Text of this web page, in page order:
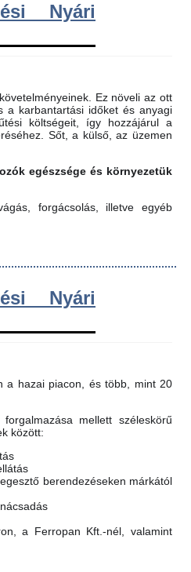
Nyári
Ez növeli az ott
a karbantartási időket és anyagi
költségeit, így hozzájárul a
Sőt, a külső, az üzemen
egészsége és környezetük
forgácsolás, illetve egyéb
Nyári
a hazai piacon, és több, mint 20
mellett széleskörű
között:
berendezéseken márkától
a Ferropan Kft.-nél, valamint